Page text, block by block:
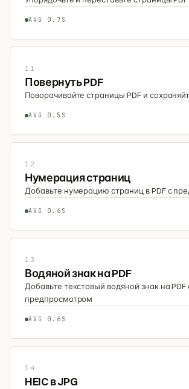
AVG 0.7S
11
Повернуть PDF
Поворачивайте страницы PDF и
AVG 0.5S
12
Нумерация страниц
Добавьте нумерацию страниц в PDF с
AVG 0.6S
13
Водяной знак на PDF
Добавьте текстовый водяной знак на PDF
предпросмотром
AVG 0.6S
14
HEIC в JPG